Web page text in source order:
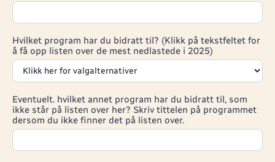
Hvilket program har du bidratt til? (Klikk på tekstfeltet for
å få opp listen over de mest nedlastede i 2025)
Eventuelt. hvilket annet program har du bidratt til, som
ikke står på listen over her? Skriv tittelen på programmet
dersom du ikke finner det på listen over.